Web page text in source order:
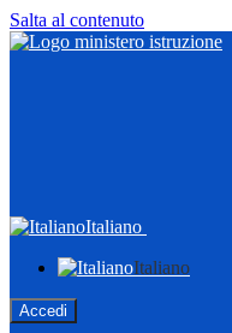
Salta al contenuto
Italiano
Italiano
Accedi